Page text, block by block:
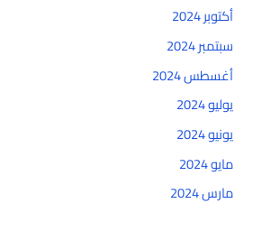
أكتوبر 2024
سبتمبر 2024
أغسطس 2024
يوليو 2024
يونيو 2024
مايو 2024
مارس 2024